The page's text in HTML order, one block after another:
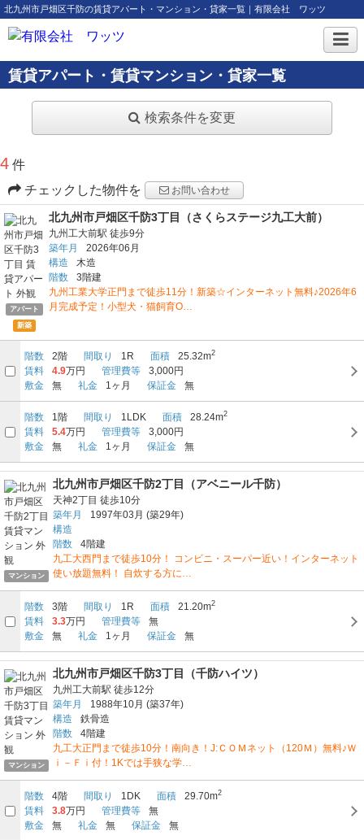
北九州市戸畑区千防の賃貸アパート・マンション・貸家一覧｜有限会社 ワッツ
賃貸アパート・賃貸マンション・貸家一覧
検索条件を変更
4 件
チェックした物件を
お問い合わせ
アパート
新築
北九州市戸畑区千防3丁目（さくらステージ九工大前）
九州工大前駅 徒歩9分
築年月
2026年06月
構造
木造
階数
3階建
九州工業大学正門まで徒歩11分！新築☆インターネット無料♪2026年6
月完成予定！小型犬・猫飼育O…
階数 2階 間取り 1R 面積 25.32m2
賃料 4.9万円 管理費等
3,000円
敷金
無 礼金 1ヶ月 保証金 無
階数 1階 間取り 1LDK 面積 28.24m2
賃料 5.4万円 管理費等
3,000円
敷金
無 礼金 1ヶ月 保証金 無
マンション
北九州市戸畑区千防2丁目（アベニール千防）
天神2丁目 徒歩10分
築年月
1997年03月 (築29年)
構造
階数
4階建
九工大西門まで徒歩10分！ コンビニ・スーパー近い！インターネット
使い放題無料！ 自炊する方に…
階数 3階 間取り 1R 面積 21.20m2
賃料 3.3万円 管理費等
無
敷金
無 礼金 1ヶ月 保証金 無
マンション
北九州市戸畑区千防3丁目（千防ハイツ）
九州工大前駅 徒歩12分
築年月
1988年10月 (築37年)
構造
鉄骨造
階数
4階建
九工大正門まで徒歩10分！南向き！J:ＣＯＭネット（120Ｍ）無料♪Ｗ
ｉ－Ｆｉ付！1Kでは手狭な学…
階数 4階 間取り 1DK 面積 29.70m2
賃料 3.8万円 管理費等
無
敷金
無 礼金 無 保証金 無